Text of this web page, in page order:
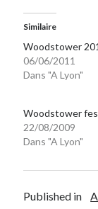
A Lyon
Bon plan du
Daddy
Engagé
Geek
Lectures
Similaire
Woodstower
06/06/2011
Dans "A Lyon"
Woodstower
22/08/2009
Dans "A Lyon"
Published in